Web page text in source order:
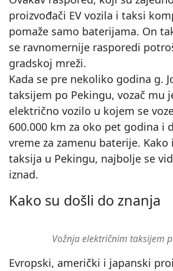
proizvođači EV vozila i taksi
pomaže samo baterijama. On
se ravnomernije rasporedi
gradskoj mreži.
Kada se pre nekoliko godina g.
taksijem po Pekingu, vozač mu
električno vozilo u kojem se
600.000 km za oko pet godina i
vreme za zamenu baterije. Kako
taksija u Pekingu, najbolje se
iznad.
Kako su došli do znanja
▶
Vožnja električnim taksijem
Evropski, američki i japanski